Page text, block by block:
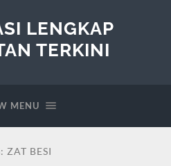
LENGKAP
TERKINI
MENU
ZAT BESI